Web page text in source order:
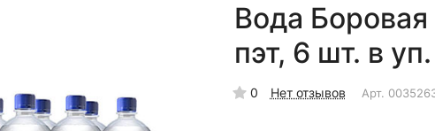
Вода Боровая
пэт, 6 шт. в уп.
0 Нет отзывов Арт.